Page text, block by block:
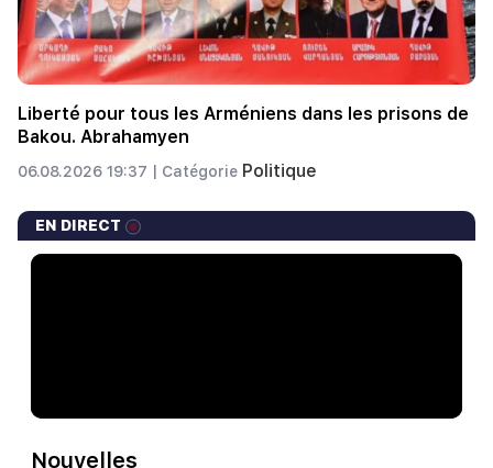
Liberté pour tous les Arméniens dans les prisons de
Bakou. Abrahamyen
06.08.2026 19:37 | Catégorie Politique
EN DIRECT
Nouvelles